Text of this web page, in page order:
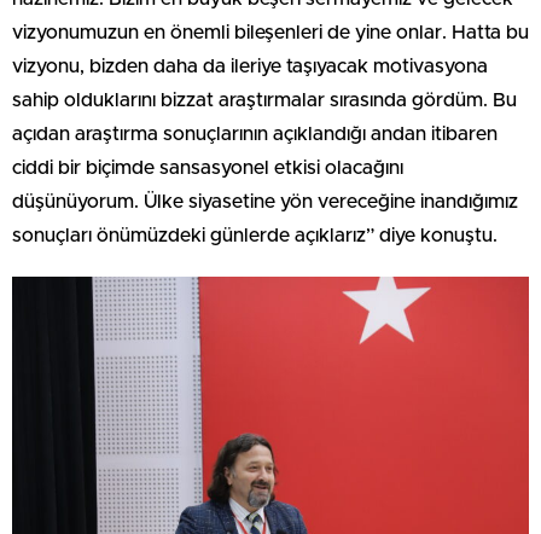
vizyonumuzun en önemli bileşenleri de yine onlar. Hatta bu
vizyonu, bizden daha da ileriye taşıyacak motivasyona
sahip olduklarını bizzat araştırmalar sırasında gördüm. Bu
açıdan araştırma sonuçlarının açıklandığı andan itibaren
ciddi bir biçimde sansasyonel etkisi olacağını
düşünüyorum. Ülke siyasetine yön vereceğine inandığımız
sonuçları önümüzdeki günlerde açıklarız” diye konuştu.